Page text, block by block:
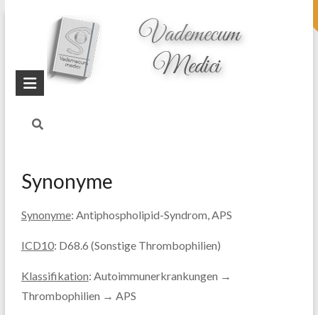
topheader
Startseite
Blog
Antiphospholipid-
Synonyme
Synonyme: Antiphospholipid-Syndrom, APS
ICD10: D68.6 (Sonstige Thrombophilien)
Klassifikation: Autoimmunerkrankungen →
Thrombophilien → APS